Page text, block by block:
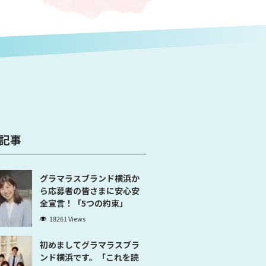
事
グラマラスブランド横浜か
ら応募者の皆さまに安心安
全宣言！「5つの約束」
18261 Views
初めましてグラマラスブラ
ンド横浜です。「これを読